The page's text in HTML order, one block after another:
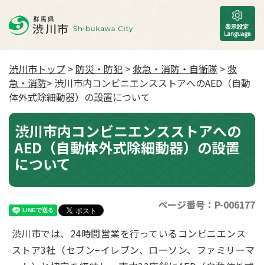
渋川市トップ > 防災・防犯 >救急・消防・自衛隊 >救
急・消防> 渋川市内コンビニエンスストアへのAED（自動
体外式除細動器）の設置について
渋川市内コンビニエンスストアへの
AED（自動体外式除細動器）の設置
について
ページ番号：P-006177
渋川市では、24時間営業を行っているコンビニエンス
ストア3社（セブン−イレブン、ローソン、ファミリーマ